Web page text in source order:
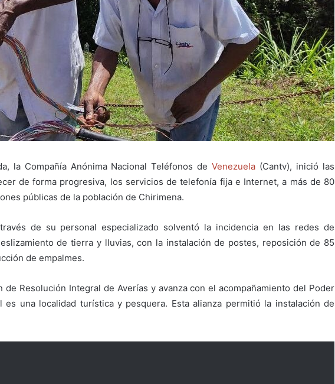
la Compañía Anónima Nacional Teléfonos deVenezuela (Cantv), inició las
de forma progresiva, los servicios de telefonía fija e Internet, a más de 80
públicas de la población de Chirimena.
de su personal especializado solventó la incidencia en las redes de
de tierra y lluvias, con la instalación de postes, reposición de 85
de empalmes.
Resolución Integral de Averías y avanza con el acompañamiento del Poder
es una localidad turística y pesquera. Esta alianza permitió la instalación de